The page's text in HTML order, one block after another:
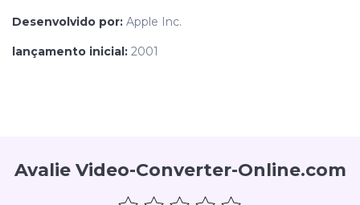
Desenvolvido por: Apple Inc.
lançamento inicial: 2001
Avalie Video-Converter-Online.com